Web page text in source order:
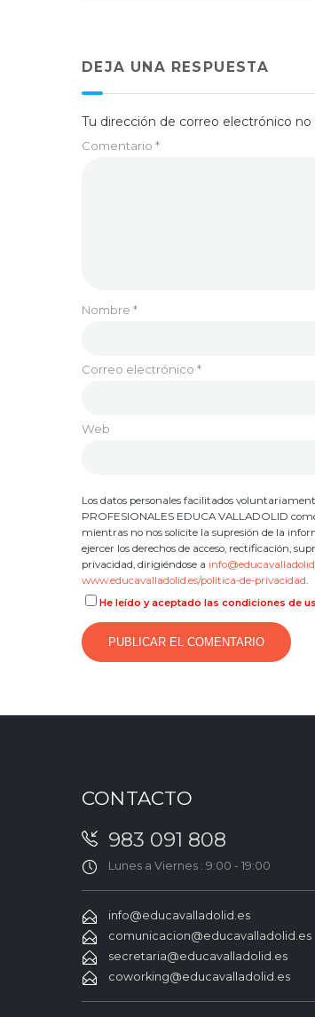
DEJA UNA RESPUESTA
Tu dirección de correo electrónico no
Comentario *
Nombre *
Correo electrónico *
Web
Los datos personales facilitados
PROFESIONALES EDUCA VALLADOLID
mientras no nos solicite la supresión de la
ejercer los derechos de acceso, rectificación,
privacidad, dirigiéndose a
www.educavalladolid.es/politica-de-privacidad.
He leído y aceptado las condiciones de
CONTACTO
983 091 808
Lunes a Viernes : 9:00 - 19:00
info@educavalladolid.es
comunicacion@educavalladolid.es
secretaria@educavalladolid.es
coworking@educavalladolid.es